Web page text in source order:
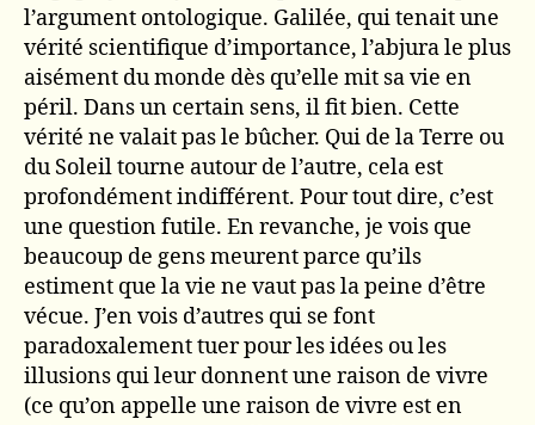
l’argument ontologique. Galilée, qui tenait une
vérité scientifique d’importance, l’abjura le plus
aisément du monde dès qu’elle mit sa vie en
péril. Dans un certain sens, il fit bien. Cette
vérité ne valait pas le bûcher. Qui de la Terre ou
du Soleil tourne autour de l’autre, cela est
profondément indifférent. Pour tout dire, c’est
une question futile. En revanche, je vois que
beaucoup de gens meurent parce qu’ils
estiment que la vie ne vaut pas la peine d’être
vécue. J’en vois d’autres qui se font
paradoxalement tuer pour les idées ou les
illusions qui leur donnent une raison de vivre
(ce qu’on appelle une raison de vivre est en